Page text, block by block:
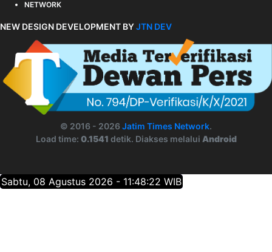
NETWORK
NEW DESIGN DEVELOPMENT BYJTN DEV
© 2016 - 2026 Jatim Times Network.
Load time: 0.1541 detik. Diakses melalui Android
Sabtu, 08 Agustus 2026 - 11:48:23 WIB